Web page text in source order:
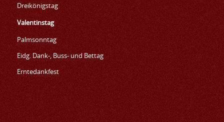
Dreikönigstag
Valentinstag
Palmsonntag
Eidg. Dank-, Buss- und Bettag
Erntedankfest